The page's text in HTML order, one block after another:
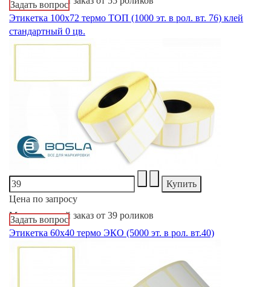
Задать вопрос
Этикетка 100х72 термо ТОП (1000 эт. в рол. вт. 76) клей
стандартный 0 цв.
Цена по запросу
Минимальный заказ от 39 роликов
Задать вопрос
Этикетка 60х40 термо ЭКО (5000 эт. в рол. вт.40)